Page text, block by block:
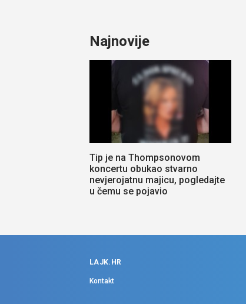
Najnovije
Tip je na Thompsonovom
koncertu obukao stvarno
nevjerojatnu majicu, pogledajte
u čemu se pojavio
LAJK.HR
Kontakt